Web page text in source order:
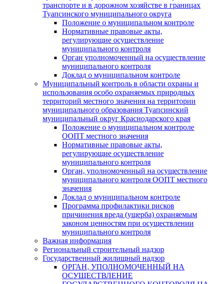
транспорте и в дорожном хозяйстве в границах
Туапсинского муниципального округа
Положение о муниципальном контроле
Нормативные правовые акты,
регулирующие осуществление
муниципального контроля
Орган уполномоченный на осуществление
муниципального контроля
Доклад о муниципальном контроле
Муниципальный контроль в области охраны и
использования особо охраняемых природных
территорий местного значения на территории
муниципального образования Туапсинский
муниципальный округ Краснодарского края
Положение о муниципальном контроле
ООПТ местного значения
Нормативные правовые акты,
регулирующие осуществление
муниципального контроля
Орган, уполномоченный на осуществление
муниципального контроля ООПТ местного
значения
Доклад о муниципальном контроле
Программа профилактики рисков
причинения вреда (ущерба) охраняемым
законом ценностям при осуществлении
муниципального контроля
Важная информация
Региональный строительный надзор
Государственный жилищный надзор
ОРГАН, УПОЛНОМОЧЕННЫЙ НА
ОСУЩЕСТВЛЕНИЕ